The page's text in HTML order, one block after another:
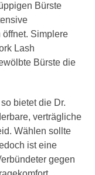
Bürste
Simplere
Lash
Bürste die
bietet die Dr.
verträgliche
Wählen sollte
ist eine
gegen